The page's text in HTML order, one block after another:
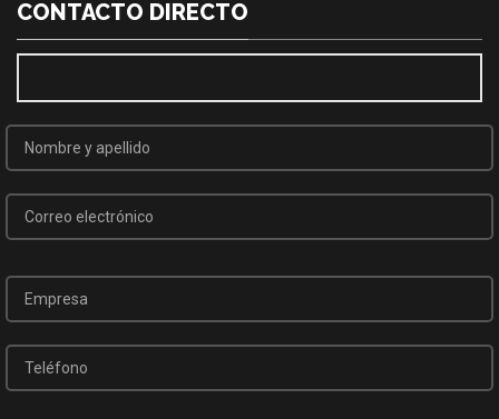
CONTACTO DIRECTO